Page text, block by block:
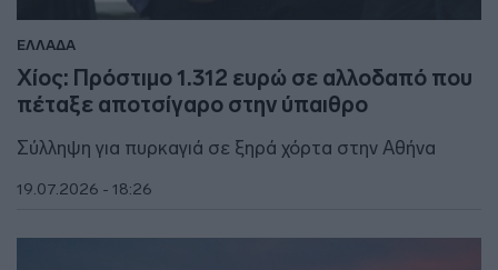
ΕΛΛΑΔΑ
Χίος: Πρόστιμο 1.312 ευρώ σε αλλοδαπό που
πέταξε αποτσίγαρο στην ύπαιθρο
Σύλληψη για πυρκαγιά σε ξηρά χόρτα στην Αθήνα
19.07.2026 - 18:26